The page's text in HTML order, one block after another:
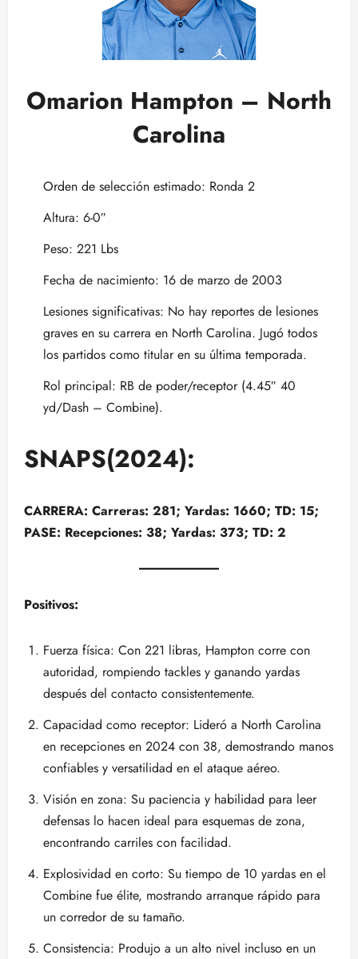
Omarion Hampton – North
Carolina
Orden de selección estimado: Ronda 2
Altura: 6-0″
Peso: 221 Lbs
Fecha de nacimiento: 16 de marzo de 2003
Lesiones significativas: No hay reportes de lesiones
graves en su carrera en North Carolina. Jugó todos
los partidos como titular en su última temporada.
Rol principal: RB de poder/receptor (4.45″ 40
yd/Dash – Combine).
SNAPS(2024):
CARRERA: Carreras: 281; Yardas: 1660; TD: 15;
PASE: Recepciones: 38; Yardas: 373; TD: 2
Positivos:
Fuerza física: Con 221 libras, Hampton corre con
autoridad, rompiendo tackles y ganando yardas
después del contacto consistentemente.
Capacidad como receptor: Lideró a North Carolina
en recepciones en 2024 con 38, demostrando manos
confiables y versatilidad en el ataque aéreo.
Visión en zona: Su paciencia y habilidad para leer
defensas lo hacen ideal para esquemas de zona,
encontrando carriles con facilidad.
Explosividad en corto: Su tiempo de 10 yardas en el
Combine fue élite, mostrando arranque rápido para
un corredor de su tamaño.
Consistencia: Produjo a un alto nivel incluso en un